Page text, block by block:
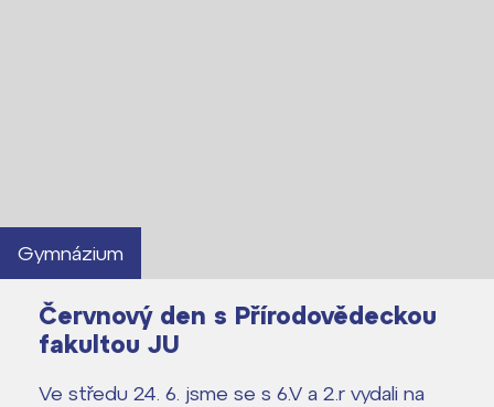
Gymnázium
Červnový den s Přírodovědeckou
fakultou JU
Ve středu 24. 6. jsme se s 6.V a 2.r vydali na